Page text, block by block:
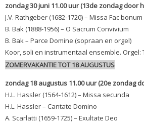
zondag 30 juni 11.00 uur (13de zondag door
J.V. Rathgeber (1682-1720) – Missa Fac bonum
B. Bak (1888-1956) – O Sacrum Convivium
B. Bak – Parce Domine (sopraan en orgel)
Koor, soli en instrumentaal ensemble. Orgel:
ZOMERVAKANTIE TOT 18 AUGUSTUS
zondag 18 augustus 11.00 uur (20e zondag
H.L. Hassler (1564-1612) – Missa secunda
H.L. Hassler – Cantate Domino
A. Scarlatti (1659-1725) – Exultate Deo